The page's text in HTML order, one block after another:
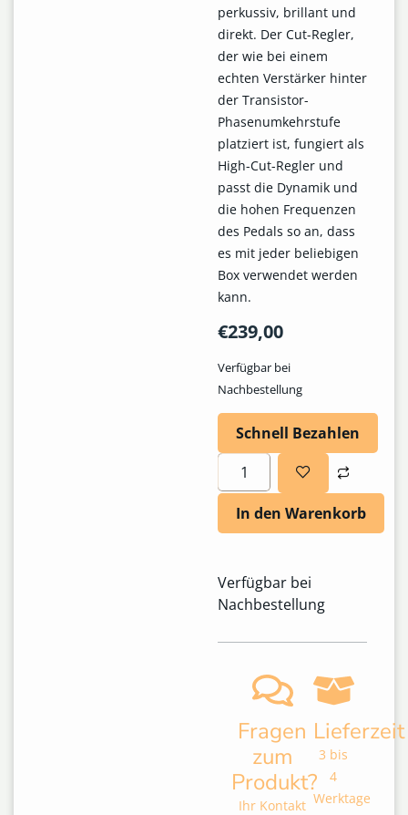
perkussiv, brillant und
direkt. Der Cut-Regler,
der wie bei einem
echten Verstärker hinter
der Transistor-
Phasenumkehrstufe
platziert ist, fungiert als
High-Cut-Regler und
passt die Dynamik und
die hohen Frequenzen
des Pedals so an, dass
es mit jeder beliebigen
Box verwendet werden
kann.
€239,00
Verfügbar bei
Nachbestellung
Schnell Bezahlen
In den Warenkorb
Verfügbar bei
Nachbestellung
Fragen
zum
Produkt?
Ihr Kontakt
Lieferzeit
3 bis
4
Werktage